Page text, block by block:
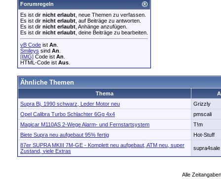
Forumregeln
Es ist dir nicht erlaubt , neue Themen zu verfassen.
Es ist dir nicht erlaubt , auf Beiträge zu antworten.
Es ist dir nicht erlaubt , Anhänge anzufügen.
Es ist dir nicht erlaubt , deine Beiträge zu bearbeiten.
vB Code ist An
Smileys sind An
[IMG] Code ist An
HTML-Code ist Aus
Ähnliche Themen
Thema
Supra Bj. 1990 schwarz, Leder Motor neu
Grizzly
Opel Calibra Turbo Schlachter 6Gg 4x4
pmscali
Magicar M110AS 2-Wege Alarm- und Fernstartsystem
T!m
Biete Supra neu aufgebaut 95% fertig
Hot-Stuff
87er SUPRA MKIII 7M-GE - Komplett neu aufgebaut, ATM neu, super
Zustand, viele Extras
supra4sale
Alle